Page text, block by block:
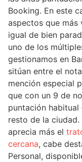
Booking. En este
aspectos que más
igual de bien
uno de los
gestionamos en
sitúan entre el
mención especial
que con un 9 de
puntación
resto de la
aprecia más el
cercana, cabe
Personal,